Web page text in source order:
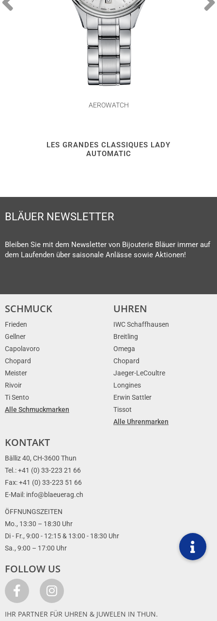
AEROWATCH
LES GRANDES CLASSIQUES LADY
AUTOMATIC
BLÄUER NEWSLETTER
Bleiben Sie mit dem Newsletter von Bijouterie Bläuer immer auf
dem Laufenden über saisonale Anlässe sowie Aktionen!
SCHMUCK
Frieden
Gellner
Capolavoro
Chopard
Meister
Rivoir
Ti Sento
Alle Schmuckmarken
UHREN
IWC Schaffhausen
Breitling
Omega
Chopard
Jaeger-LeCoultre
Longines
Erwin Sattler
Tissot
Alle Uhrenmarken
KONTAKT
Bälliz 40, CH-3600 Thun
Tel.: +41 (0) 33-223 21 66
Fax: +41 (0) 33-223 51 66
E-Mail: info@blaeuerag.ch
ÖFFNUNGSZEITEN
Mo., 13:30 – 18:30 Uhr
Di - Fr., 9:00 - 12:15 & 13:00 - 18:30 Uhr
Sa., 9:00 – 17:00 Uhr
FOLLOW US
IHR PARTNER FÜR UHREN & JUWELEN IN THUN.